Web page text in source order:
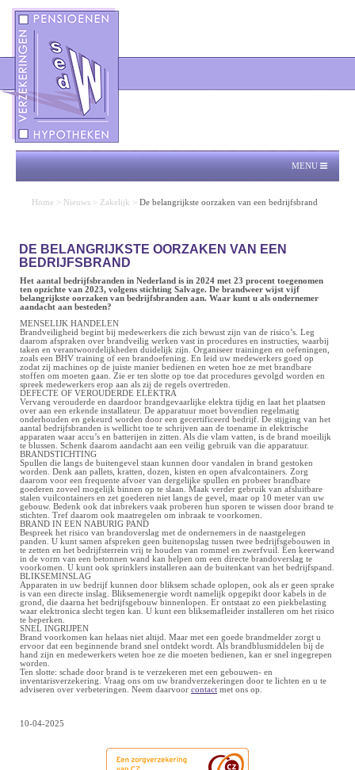
MENU
Home > Nieuws > Zakelijk > De belangrijkste oorzaken van een bedrijfsbrand
DE BELANGRIJKSTE OORZAKEN VAN EEN
BEDRIJFSBRAND
Het aantal bedrijfsbranden in Nederland is in 2024 met 23 procent toegenomen
ten opzichte van 2023, volgens stichting Salvage. De brandweer wijst vijf
belangrijkste oorzaken van bedrijfsbranden aan. Waar kunt u als ondernemer
aandacht aan besteden?
MENSELIJK HANDELEN
Brandveiligheid begint bij medewerkers die zich bewust zijn van de risico’s. Leg
daarom afspraken over brandveilig werken vast in procedures en instructies, waarbij
taken en verantwoordelijkheden duidelijk zijn. Organiseer trainingen en oefeningen,
zoals een BHV training of een brandoefening. En leid uw medewerkers goed op
zodat zij machines op de juiste manier bedienen en weten hoe ze met brandbare
stoffen om moeten gaan. Zie er ten slotte op toe dat procedures gevolgd worden en
spreek medewerkers erop aan als zij de regels overtreden.
DEFECTE OF VEROUDERDE ELEKTRA
Vervang verouderde en daardoor brandgevaarlijke elektra tijdig en laat het plaatsen
over aan een erkende installateur. De apparatuur moet bovendien regelmatig
onderhouden en gekeurd worden door een gecertificeerd bedrijf. De stijging van het
aantal bedrijfsbranden is wellicht toe te schrijven aan de toename in elektrische
apparaten waar accu’s en batterijen in zitten. Als die vlam vatten, is de brand moeilijk
te blussen. Schenk daarom aandacht aan een veilig gebruik van die apparatuur.
BRANDSTICHTING
Spullen die langs de buitengevel staan kunnen door vandalen in brand gestoken
worden. Denk aan pallets, kratten, dozen, kisten en open afvalcontainers. Zorg
daarom voor een frequente afvoer van dergelijke spullen en probeer brandbare
goederen zoveel mogelijk binnen op te slaan. Maak verder gebruik van afsluitbare
stalen vuilcontainers en zet goederen niet langs de gevel, maar op 10 meter van uw
gebouw. Bedenk ook dat inbrekers vaak proberen hun sporen te wissen door brand te
stichten. Tref daarom ook maatregelen om inbraak te voorkomen.
BRAND IN EEN NABURIG PAND
Bespreek het risico van brandoverslag met de ondernemers in de naastgelegen
panden. U kunt samen afspreken geen buitenopslag tussen twee bedrijfsgebouwen in
te zetten en het bedrijfsterrein vrij te houden van rommel en zwerfvuil. Een keerwand
in de vorm van een betonnen wand kan helpen om een directe brandoverslag te
voorkomen. U kunt ook sprinklers installeren aan de buitenkant van het bedrijfspand.
BLIKSEMINSLAG
Apparaten in uw bedrijf kunnen door bliksem schade oplopen, ook als er geen sprake
is van een directe inslag. Bliksemenergie wordt namelijk opgepikt door kabels in de
grond, die daarna het bedrijfsgebouw binnenlopen. Er ontstaat zo een piekbelasting
waar elektronica slecht tegen kan. U kunt een bliksemafleider installeren om het risico
te beperken.
SNEL INGRIJPEN
Brand voorkomen kan helaas niet altijd. Maar met een goede brandmelder zorgt u
ervoor dat een beginnende brand snel ontdekt wordt. Als brandblusmiddelen bij de
hand zijn en medewerkers weten hoe ze die moeten bedienen, kan er snel ingegrepen
worden.
Ten slotte: schade door brand is te verzekeren met een gebouwen- en
inventarisverzekering. Vraag ons om uw brandverzekeringen door te lichten en u te
adviseren over verbeteringen. Neem daarvoor contact met ons op.
10-04-2025